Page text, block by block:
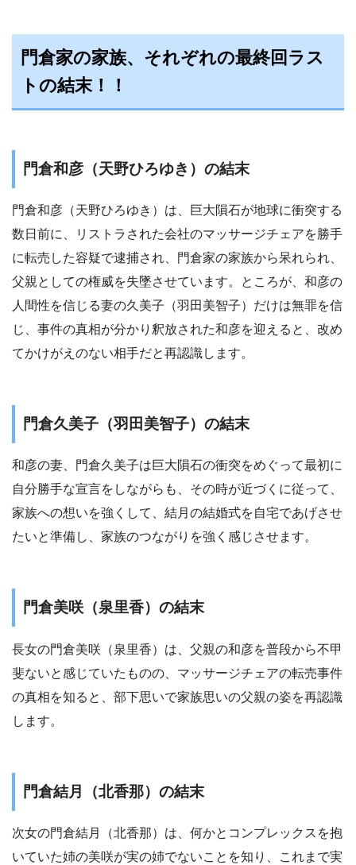
門倉家の家族、それぞれの最終回ラス
トの結末！！
門倉和彦（天野ひろゆき）の結末
門倉和彦（天野ひろゆき）は、巨大隕石が地球に衝突する
数日前に、リストラされた会社のマッサージチェアを勝手
に転売した容疑で逮捕され、門倉家の家族から呆れられ、
父親としての権威を失墜させています。ところが、和彦の
人間性を信じる妻の久美子（羽田美智子）だけは無罪を信
じ、事件の真相が分かり釈放された和彦を迎えると、改め
てかけがえのない相手だと再認識します。
門倉久美子（羽田美智子）の結末
和彦の妻、門倉久美子は巨大隕石の衝突をめぐって最初に
自分勝手な宣言をしながらも、その時が近づくに従って、
家族への想いを強くして、結月の結婚式を自宅であげさせ
たいと準備し、家族のつながりを強く感じさせます。
門倉美咲（泉里香）の結末
長女の門倉美咲（泉里香）は、父親の和彦を普段から不甲
斐ないと感じていたものの、マッサージチェアの転売事件
の真相を知ると、部下思いで家族思いの父親の姿を再認識
します。
門倉結月（北香那）の結末
次女の門倉結月（北香那）は、何かとコンプレックスを抱
いていた姉の美咲が実の姉でないことを知り、これまで実